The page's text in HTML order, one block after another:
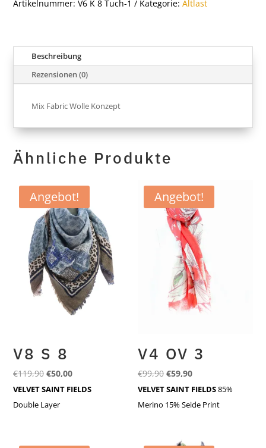
Artikelnummer: V6 K 8 Tuch-1 Kategorie: Altlast
Beschreibung
Rezensionen (0)
Mix Fabric Wolle Konzept
Ähnliche Produkte
Angebot!
V8 S 8
€119,90 Ursprünglicher
Preis
war:
€50,00Aktueller
Preis
VELVET SAINT FIELDS
Double Layer
Angebot!
V4 OV 3
€99,90 Ursprünglicher
Preis
war:
€59,90Aktueller
Preis
ist:
VELVET SAINT FIELDS85%
Merino 15% Seide Print